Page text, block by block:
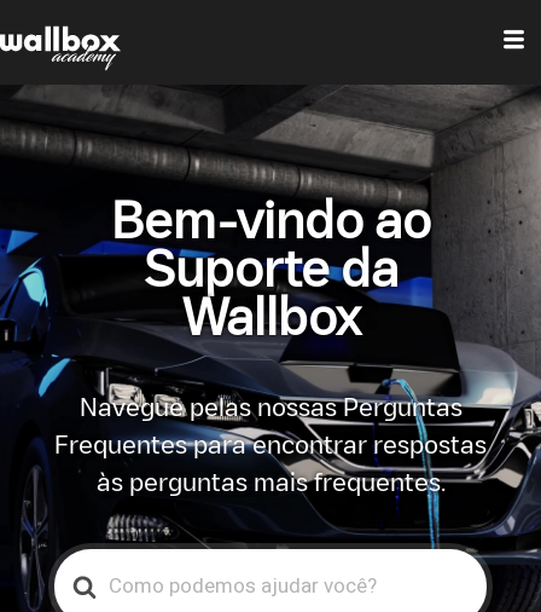
Bem-vindo ao
Suporte da
Wallbox
Navegue pelas nossas Perguntas
Frequentes para encontrar respostas
às perguntas mais frequentes.
Search
For